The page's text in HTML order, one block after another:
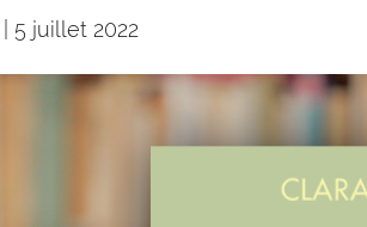
| 5 juillet 2022